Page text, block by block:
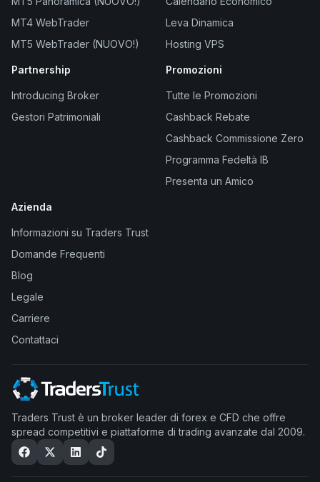
MT4 WebTrader
MT5 WebTrader (NUOVO!)
Leva Dinamica
Hosting VPS
Partnership
Introducing Broker
Gestori Patrimoniali
Promozioni
Tutte le Promozioni
Cashback Rebate
Cashback Commissione Zero
Programma Fedeltà IB
Presenta un Amico
Azienda
Informazioni su Traders Trust
Domande Frequenti
Blog
Legale
Carriere
Contattaci
Traders Trust è un broker leader di forex e CFD che offre
spread competitivi e piattaforme di trading avanzate dal 2009.